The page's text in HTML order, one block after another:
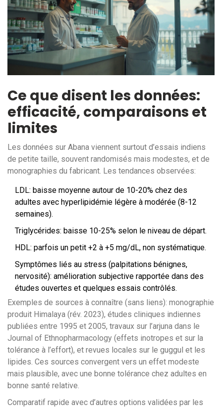
Ce que disent les données:
efficacité, comparaisons et
limites
Les données sur Abana viennent surtout d’essais indiens
de petite taille, souvent randomisés mais modestes, et de
monographies du fabricant. Les tendances observées:
LDL: baisse moyenne autour de 10-20% chez des
adultes avec hyperlipidémie légère à modérée (8-12
semaines).
Triglycérides: baisse 10-25% selon le niveau de départ.
HDL: parfois un petit +2 à +5 mg/dL, non systématique.
Symptômes liés au stress (palpitations bénignes,
nervosité): amélioration subjective rapportée dans des
études ouvertes et quelques essais contrôlés.
Exemples de sources à connaître (sans liens): monographie
produit Himalaya (rév. 2023), études cliniques indiennes
publiées entre 1995 et 2005, travaux sur l’arjuna dans le
Journal of Ethnopharmacology (effets inotropes et sur la
tolérance à l’effort), et revues locales sur le guggul et les
lipides. Ces sources convergent vers un effet modeste
mais plausible, avec une bonne tolérance chez adultes en
bonne santé relative.
Comparatif rapide avec d’autres options validées par les